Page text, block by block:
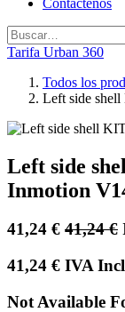
Tarifa Urban 360
Todos los
Left side
Left side
Inmotion
41,24 € 41,24€
41,24 € IVA
Not Available